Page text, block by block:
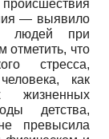
— выявило
людей при
отметить, что
стресса,
как
жизненных
детства,
превысила